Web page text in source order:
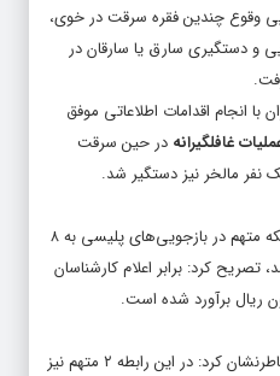
وقوع چندین فقره سرقت در خوی،
و دستگیری سارق یا سارقان در
با انجام اقدامات اطلاعاتی موفق
غافلگیرانه در حین سرقت
نفر مالخر نیز دستگیر شد.
سرهنگ موسوی ضمن تاکید به اینکه متهم در بازجویی‌های پلیسی به ۸
کرد: برابر اعلام کارشناسان
فرمانده انتظامی شهرستان خوی خاطرنشان کرد: در این رابطه ۲ متهم نیز